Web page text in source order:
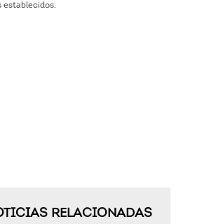
establecidos.
RELACIONADAS